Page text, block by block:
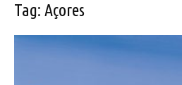
Tag: Açores